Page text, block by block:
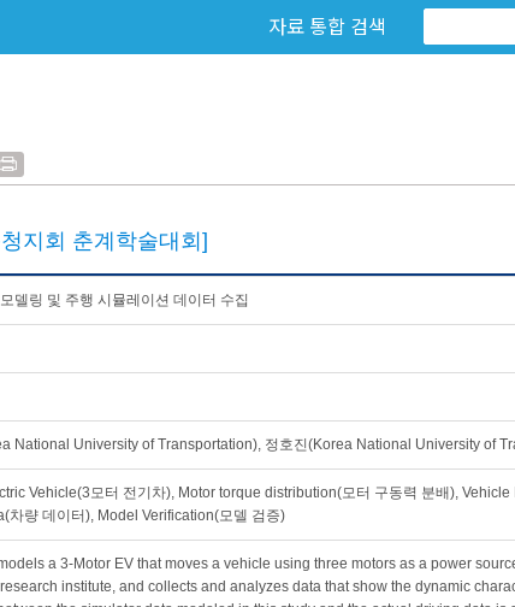
자료 통합 검색
청지회 춘계학술대회]
델링 및 주행 시뮬레이션 데이터 수집
National University of Transportation), 정호진(Korea National University of
Vehicle(3모터 전기차), Motor torque distribution(모터 구동력 분배),
차량 데이터), Model Verification(모델 검증)
a 3-Motor EV that moves a vehicle using three motors as a power
institute, and collects and analyzes data that show the dynamic